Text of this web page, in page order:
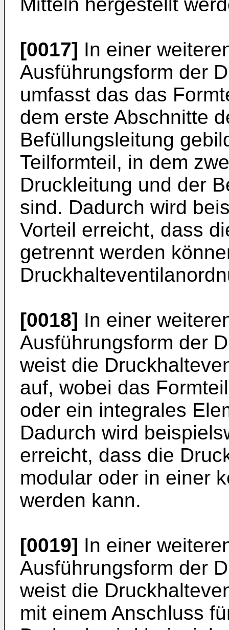
[0017] In einer
Ausführungsform der
umfasst das das
dem erste Abschnitte
Befüllungsleitung
Teilformteil, in dem
Druckleitung und der
sind. Dadurch wird
Vorteil erreicht, dass
getrennt werden
[0018] In einer
Ausführungsform der
weist die
auf, wobei das
oder ein integrales
Dadurch wird
erreicht, dass die
modular oder in einer
werden kann.
[0019] In einer
Ausführungsform der
weist die
mit einem Anschluss